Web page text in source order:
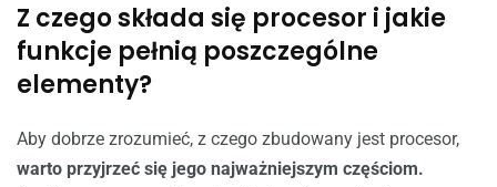
Z czego składa się procesor i jakie
funkcje pełnią poszczególne
elementy?
Aby dobrze zrozumieć, z czego zbudowany jest procesor,
warto przyjrzeć się jego najważniejszym częściom.